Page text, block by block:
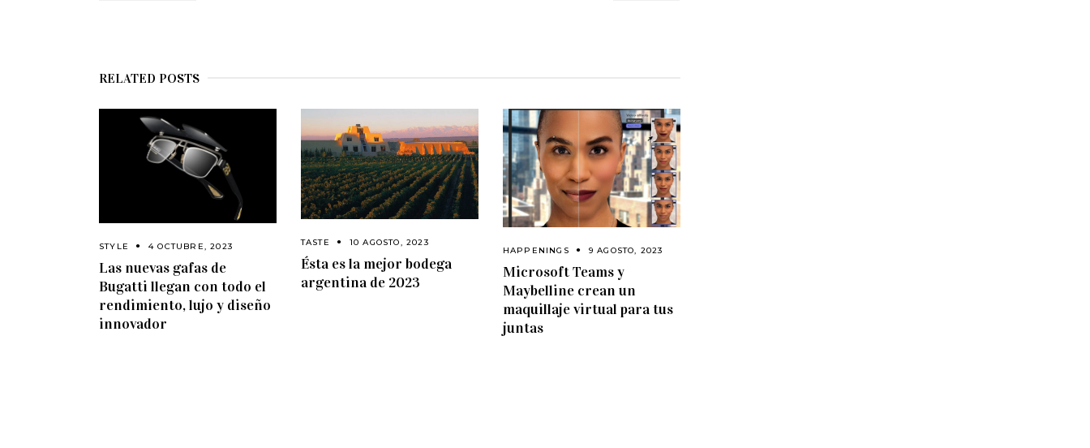
RELATED POSTS
STYLE 4 OCTUBRE, 2023
Las nuevas gafas de
Bugatti llegan con todo el
rendimiento, lujo y diseño
innovador
TASTE 10 AGOSTO, 2023
Ésta es la mejor bodega
argentina de 2023
HAPPENINGS 9 AGOSTO, 2023
Microsoft Teams y
Maybelline crean un
maquillaje virtual para tus
juntas